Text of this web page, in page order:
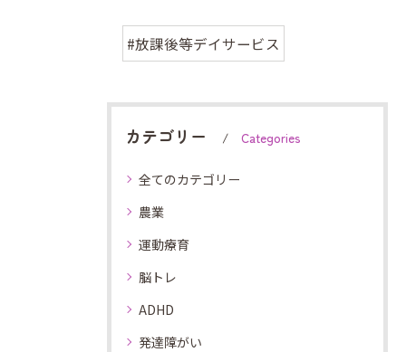
#放課後等デイサービス
カテゴリー Categories
全てのカテゴリー
農業
運動療育
脳トレ
ADHD
発達障がい